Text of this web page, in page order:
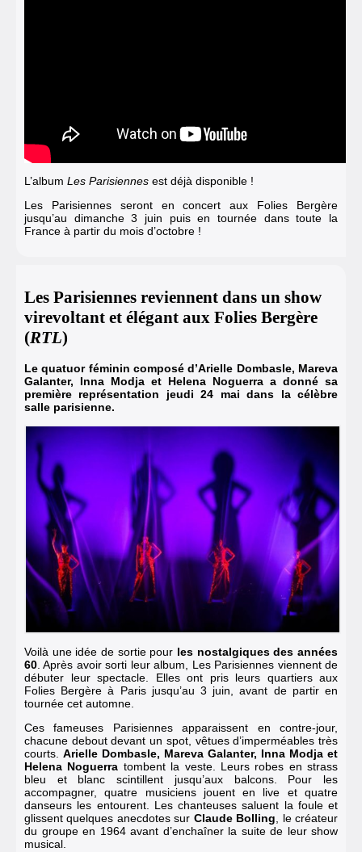
L’album Les Parisiennes est déjà disponible !
Les Parisiennes seront en concert aux Folies Bergère
jusqu’au dimanche 3 juin puis en tournée dans toute la
France à partir du mois d’octobre !
Les Parisiennes reviennent dans un show
virevoltant et élégant aux Folies Bergère
(RTL)
Le quatuor féminin composé d’Arielle Dombasle, Mareva
Galanter, Inna Modja et Helena Noguerra a donné sa
première représentation jeudi 24 mai dans la célèbre
salle parisienne.
Voilà une idée de sortie pour les nostalgiques des années
60 .Après avoir sorti leur album,
Les Parisiennes viennent de
débuter leur spectacle. Elles ont pris leurs quartiers aux
Folies Bergère à Paris jusqu’au 3 juin, avant de partir en
tournée cet automne.
Ces fameuses Parisiennes apparaissent en contre-jour,
chacune debout devant un spot, vêtues d’imperméables très
courts. Arielle Dombasle, Mareva Galanter, Inna Modja et
Helena Noguerra tombent la veste. Leurs robes en strass
bleu et blanc scintillent jusqu’aux balcons. Pour les
accompagner, quatre musiciens jouent en live et quatre
danseurs les entourent. Les chanteuses saluent la foule et
glissent quelques anecdotes sur Claude Bolling , le créateur
du groupe en 1964 avant d’enchaîner la suite de leur show
musical.